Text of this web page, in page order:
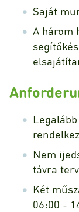
Saját
A három
Nem
távra
Két
06:00 -